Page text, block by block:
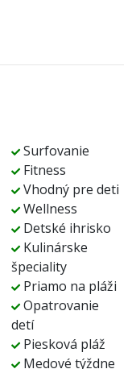
Surfovanie
Fitness
Vhodný pre deti
Wellness
Detské ihrisko
Kulinárske
špeciality
Priamo na pláži
Opatrovanie
detí
Piesková pláž
Medové týždne